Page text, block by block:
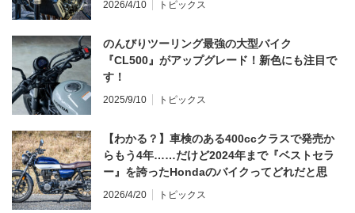
2026/4/10 トピックス
のんびりツーリング最強の大型バイク
『CL500』がアップグレード！新色にも注目で
す！
2025/9/10 トピックス
【わかる？】車検のある400ccクラスで発売か
らもう4年……だけど2024年まで『ベストセラ
ー』を誇ったHondaのバイクってどれだと思
う？
2026/4/20 トピックス